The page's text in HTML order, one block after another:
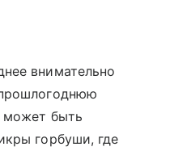
внимательно
может быть
горбуши, где